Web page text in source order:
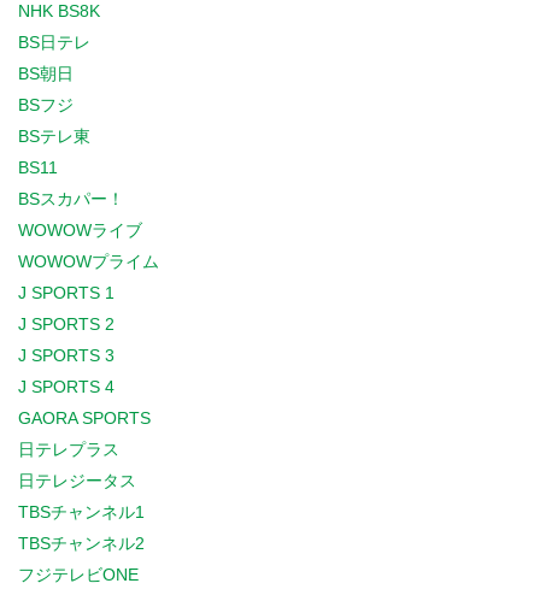
NHK BS8K
BS日テレ
BS朝日
BSフジ
BSテレ東
BS11
BSスカパー！
WOWOWライブ
WOWOWプライム
J SPORTS 1
J SPORTS 2
J SPORTS 3
J SPORTS 4
GAORA SPORTS
日テレプラス
日テレジータス
TBSチャンネル1
TBSチャンネル2
フジテレビONE